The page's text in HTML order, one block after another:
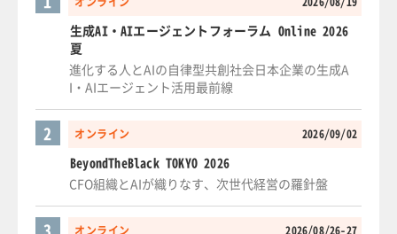
生成AI・AIエージェントフォーラム Online 2026
夏
進化する人とAIの自律型共創社会日本企業の生成A
I・AIエージェント活用最前線
オンライン 2026/09/02
2
BeyondTheBlack TOKYO 2026
CFO組織とAIが織りなす、次世代経営の羅針盤
オンライン 2026/08/26-27